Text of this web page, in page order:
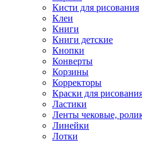
Кисти для рисования
Клеи
Книги
Книги детские
Кнопки
Конверты
Корзины
Корректоры
Краски для
Ластики
Ленты чековые,
Линейки
Лотки